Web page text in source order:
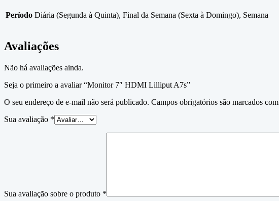
Período Diária (Segunda à Quinta), Final da Semana (Sexta à Domingo), Semana
Avaliações
Não há avaliações ainda.
Seja o primeiro a avaliar “Monitor 7″ HDMI Lilliput A7s”
O seu endereço de e-mail não será publicado. Campos obrigatórios são marcados com
Sua avaliação *
Sua avaliação sobre o produto *